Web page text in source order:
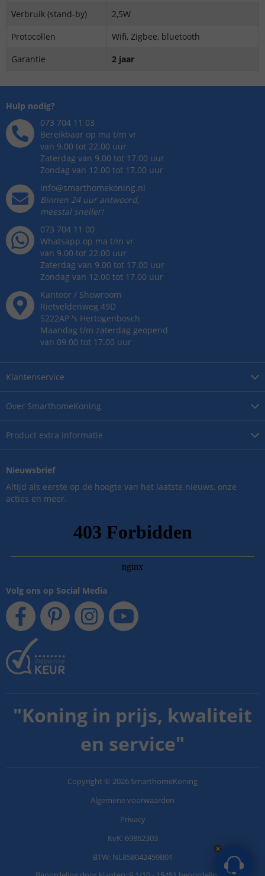
Verbruik (stand-by)
2,5W
Protocollen
Wifi, Zigbee, bluetooth
Garantie
2 jaar
Over SmarthomeKoning
Product extra informatie
Klantenservice
Hulp nodig?
073 704 11 03
Bereikbaar op ma t/m vr
van 9.00 tot 22.00 uur
Zaterdag van 9.00 tot 17.00 uur
Zondag van 12.00 tot 17.00 uur
info@smarthomekoning.nl
Binnen 24 uur antwoord,
meestal sneller!
073 704 11 00
Whatsapp op ma t/m vr
van 9.00 tot 22.00 uur
Zaterdag van 9.00 tot 17.00 uur
Zondag van 12.00 tot 17.00 uur
Kantoor / Showroom
Rietveldenweg 49D
5222AP 's Hertogenbosch
Maandag t/m zaterdag geopend
van 09.00 tot 17.00 uur
Nieuwsbrief
Altijd als eerste op de hoogte van het laatste nieuws, onze
acties en meer.
Volg ons op Social Media
"Koning in prijs, kwaliteit
en service"
Copyright © 2026 SmarthomeKoning
Algemene voorwaarden
Privacy
KvK: 69862303
BTW: NL858042459B01